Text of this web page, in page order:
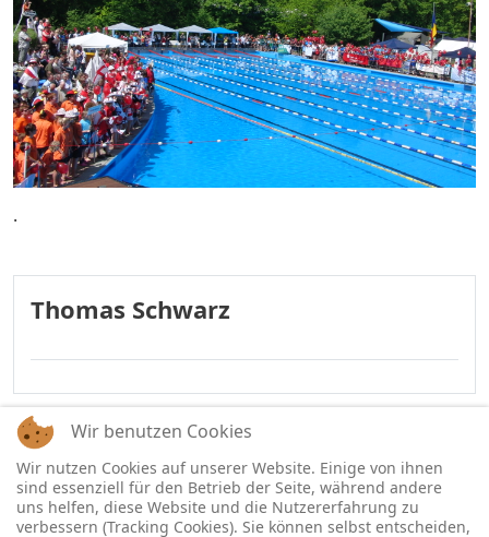
.
Thomas Schwarz
Wir benutzen Cookies
Wir nutzen Cookies auf unserer Website. Einige von ihnen
sind essenziell für den Betrieb der Seite, während andere
uns helfen, diese Website und die Nutzererfahrung zu
verbessern (Tracking Cookies). Sie können selbst entscheiden,